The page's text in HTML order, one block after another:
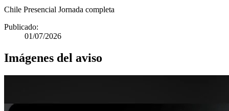
Chile Presencial Jornada completa
Publicado:
01/07/2026
Imágenes del aviso